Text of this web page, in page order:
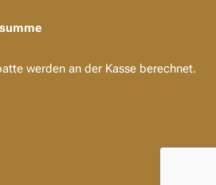
werden an der Kasse berechnet.